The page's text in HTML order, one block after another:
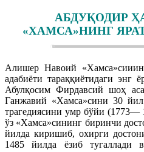
АБДУҚОДИР
«ХАМСА»НИНГ
Алишер Навоий
адабиёти тараққиётидаги энг
Абулқосим Фирдавсий шоҳ
Ганжавий «Хамса»сини 30
трагедиясини умр бўйи (1773—
ўз «Хамса»сининг биринчи
йилда киришиб, охирги
1485 йилда ёзиб тугаллади